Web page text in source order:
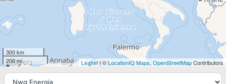
300 km
200 mi
Leaflet| ©LocationIQ Maps, OpenStreetMapContributors